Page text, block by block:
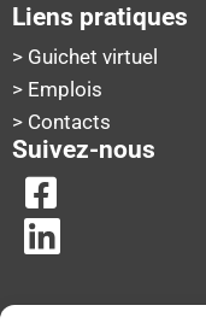
Liens pratiques
> Guichet virtuel
> Emplois
> Contacts
Suivez-nous